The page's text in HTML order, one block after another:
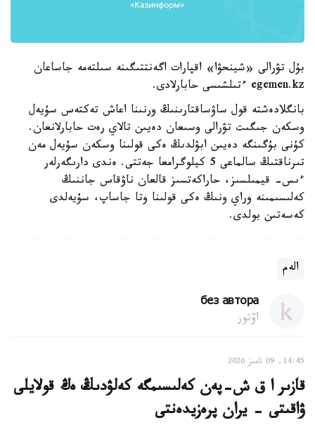
بۇل تۋرالى «شينحۋا» اقپارات اگەنتتىگىنە سىلتەمە جاساعان
egemen.kz ءتىلشىسى حابارلادى.
بانگلادەشتە قول ساۋساقتارىنىڭ ورنىنا اعاش تەكتەس سۇيەل
وسكەن جىگىت تۋرالى وسىعان دەيىن تالاي رەت حابارلانعان.
كۇنى بۇگىنگە دەيىن ابۋلدىڭ ەكى قولىنا وسكەن سۇيەل مەن
تىرناقتىڭ سالماعى 5 كيلوگرامعا جەتتى. ەندى دارىگەرلەر
ءىس- قيمىلسىز، حاراكەتسىز قالعان ناۋقاس جاننىڭ
كەلىسىمىنە وراي ونىڭ ەكى قولىنا وتا جاساپ، سۇيەلدى
كەسەتىن بولدى.
الەم
без автора
اۆتور
14:45, 09 تامىز 2026
قازىر ا ق ش-پەن كەلىسىمگە كەلۋدىڭ ەڭ قولايلى
ۋاقىتى - يران پرەزيدەنتى